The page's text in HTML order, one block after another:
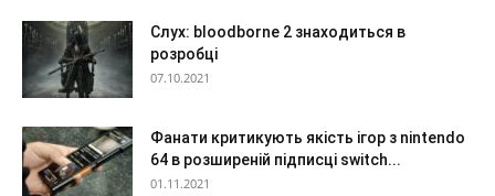
Слух: bloodborne 2 знаходиться в
розробці
07.10.2021
Фанати критикують якість ігор з nintendo
64 в розширеній підписці switch...
01.11.2021